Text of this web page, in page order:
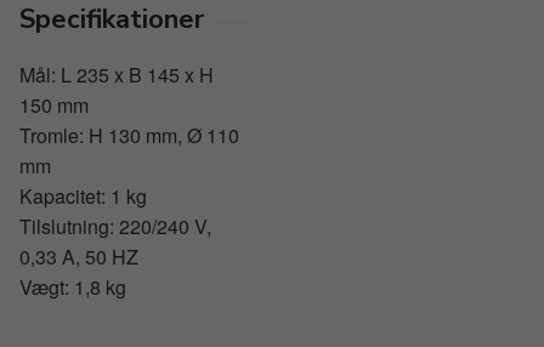
Specifikationer
Mål: L 235 x B 145 x H
150 mm
Tromle: H 130 mm, Ø 110
mm
Kapacitet: 1 kg
Tilslutning: 220/240 V,
0,33 A, 50 HZ
Vægt: 1,8 kg